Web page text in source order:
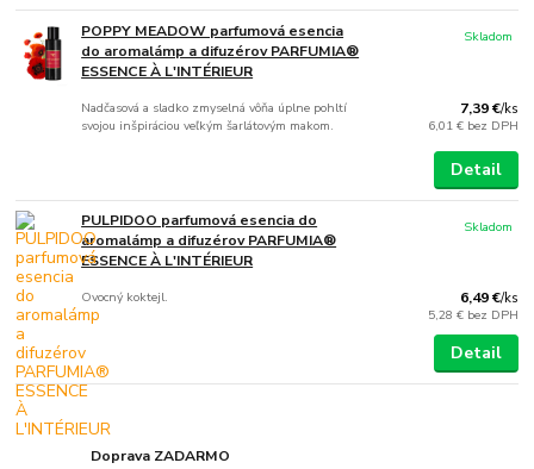
POPPY MEADOW parfumová esencia
do aromalámp a difuzérov PARFUMIA®
ESSENCE À L'INTÉRIEUR
Nadčasová a sladko zmyselná vôňa úplne pohltí
svojou inšpiráciou veľkým šarlátovým makom.
7,39 €/ks
6,01 € bez DPH
Skladom
Detail
PULPIDOO parfumová esencia do
aromalámp a difuzérov PARFUMIA®
ESSENCE À L'INTÉRIEUR
Ovocný koktejl. 6,49 €/ks
5,28 € bez DPH
Skladom
Detail
Doprava ZADARMO